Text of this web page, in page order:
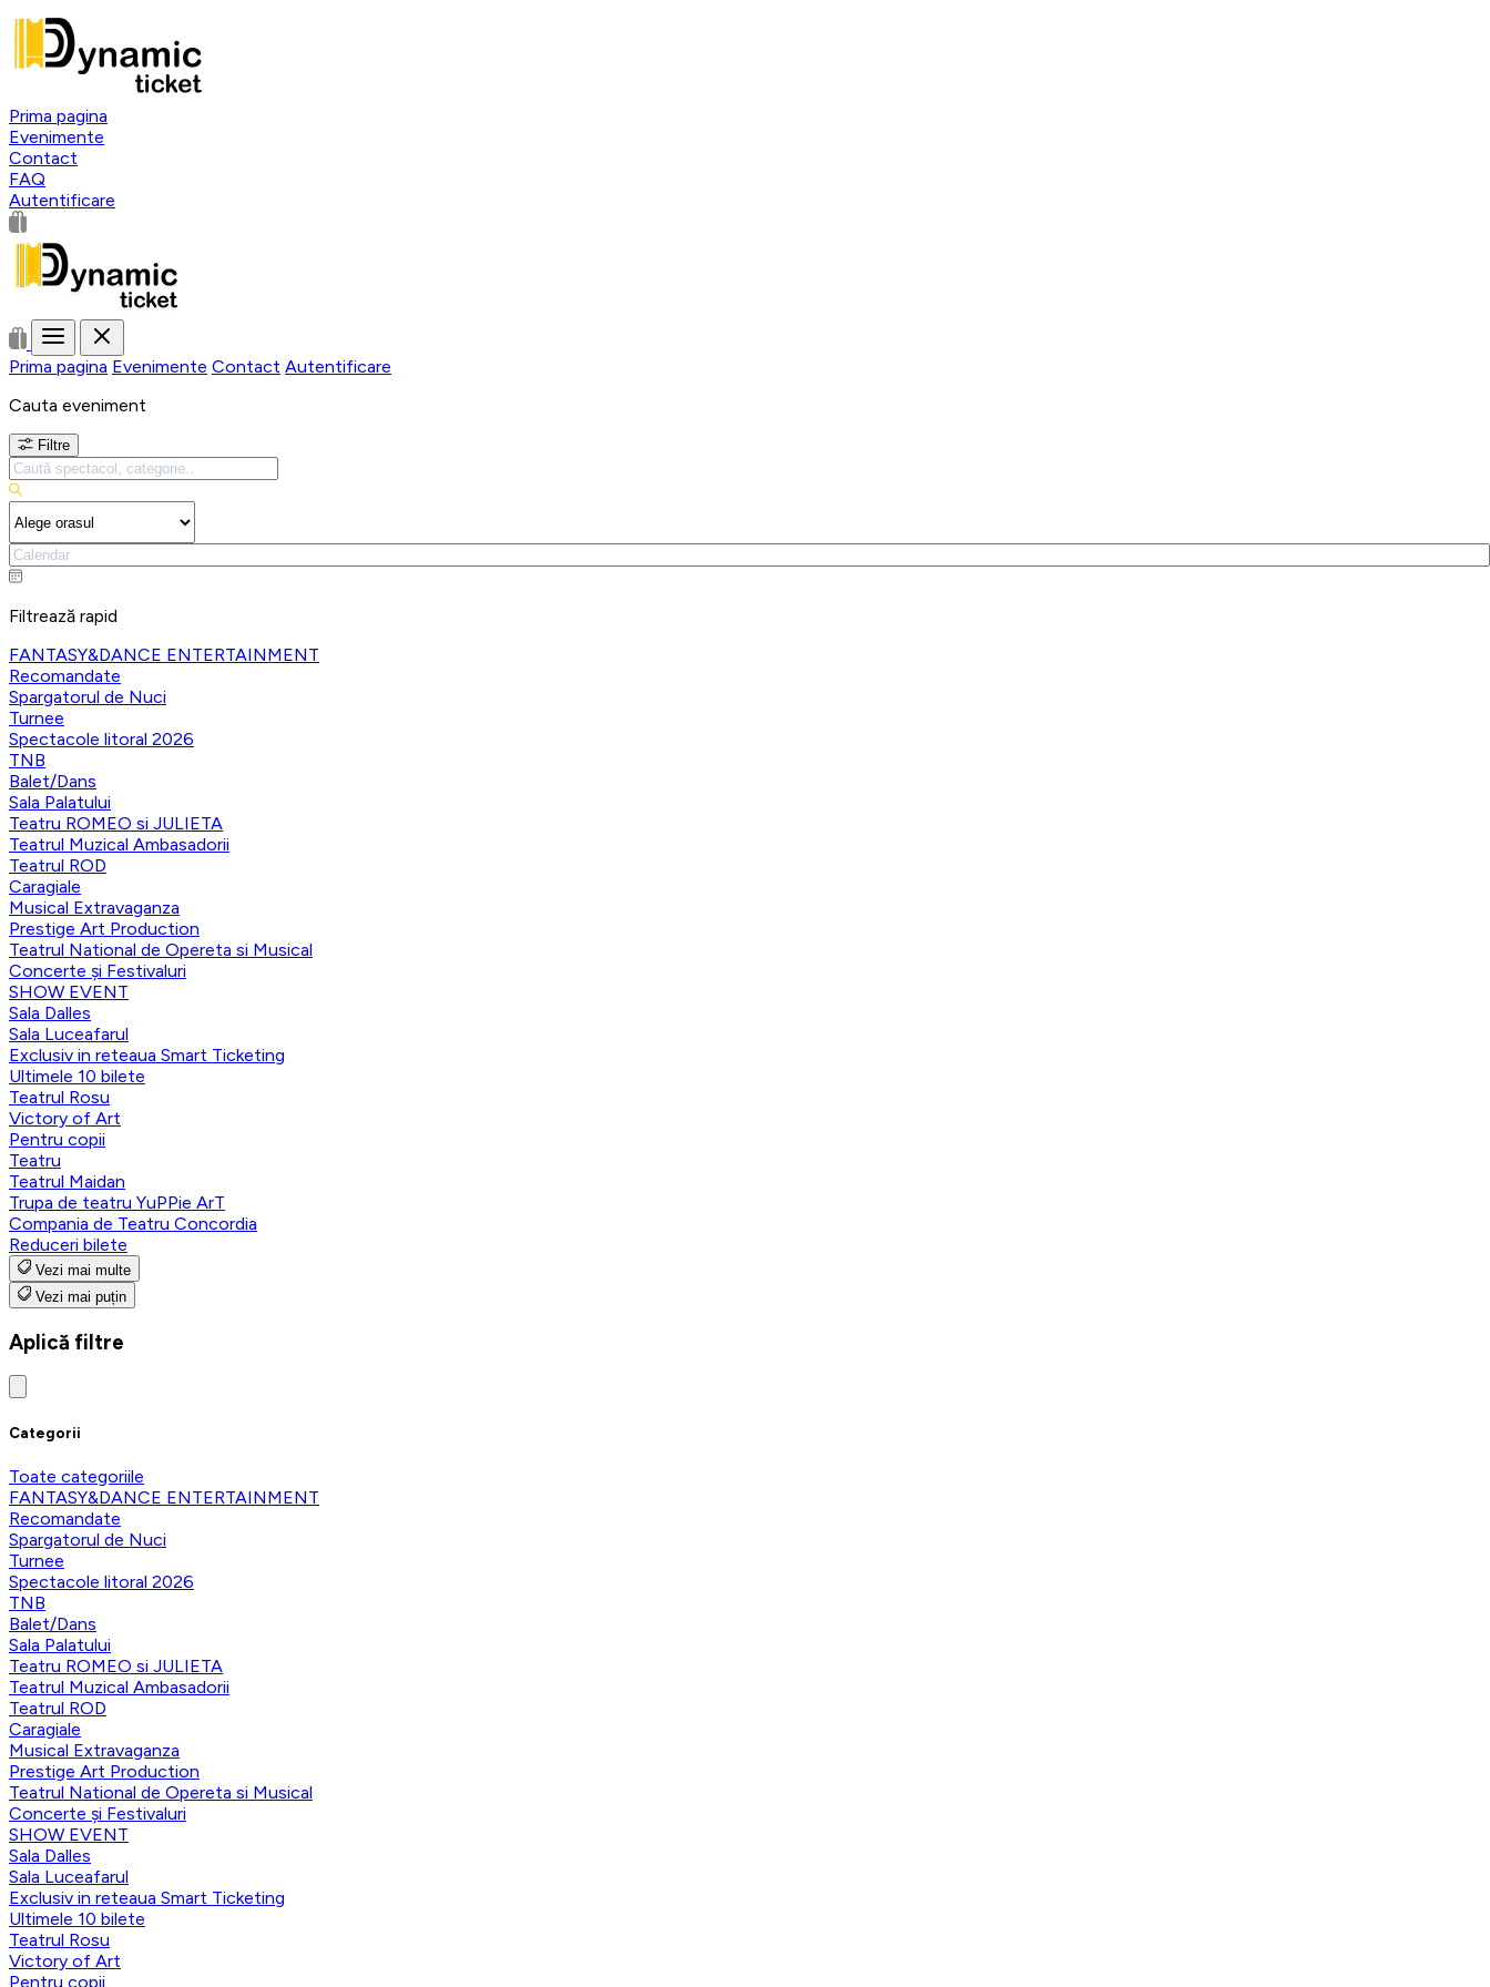
Prima pagina
Evenimente
Contact
FAQ
Autentificare
Prima pagina Evenimente Contact Autentificare
Cauta eveniment
Filtre
Filtrează rapid
FANTASY&DANCE ENTERTAINMENT
Recomandate
Spargatorul de Nuci
Turnee
Spectacole litoral 2026
TNB
Balet/Dans
Sala Palatului
Teatru ROMEO si JULIETA
Teatrul Muzical Ambasadorii
Teatrul ROD
Caragiale
Musical Extravaganza
Prestige Art Production
Teatrul National de Opereta si Musical
Concerte și Festivaluri
SHOW EVENT
Sala Dalles
Sala Luceafarul
Exclusiv in reteaua Smart Ticketing
Ultimele 10 bilete
Teatrul Rosu
Victory of Art
Pentru copii
Teatru
Teatrul Maidan
Trupa de teatru YuPPie ArT
Compania de Teatru Concordia
Reduceri bilete
Vezi mai multe
Vezi mai puțin
Aplică filtre
Categorii
Toate categoriile
FANTASY&DANCE ENTERTAINMENT
Recomandate
Spargatorul de Nuci
Turnee
Spectacole litoral 2026
TNB
Balet/Dans
Sala Palatului
Teatru ROMEO si JULIETA
Teatrul Muzical Ambasadorii
Teatrul ROD
Caragiale
Musical Extravaganza
Prestige Art Production
Teatrul National de Opereta si Musical
Concerte și Festivaluri
SHOW EVENT
Sala Dalles
Sala Luceafarul
Exclusiv in reteaua Smart Ticketing
Ultimele 10 bilete
Teatrul Rosu
Victory of Art
Pentru copii